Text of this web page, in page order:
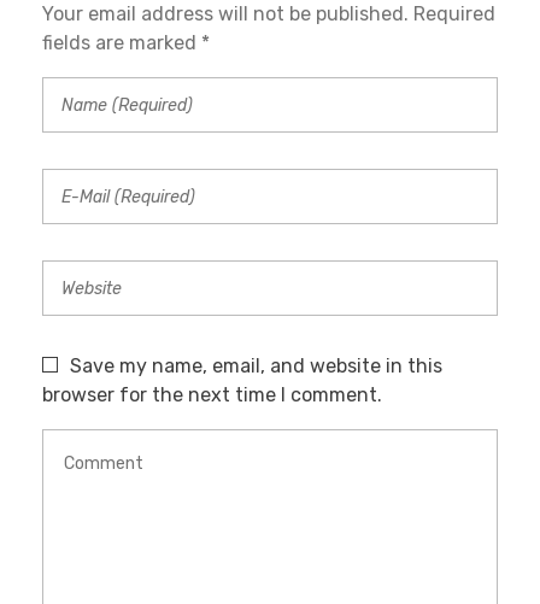
Your email address will not be published. Required
fields are marked *
Save my name, email, and website in this
browser for the next time I comment.